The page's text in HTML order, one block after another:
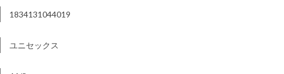
1834131044019
ユニセックス